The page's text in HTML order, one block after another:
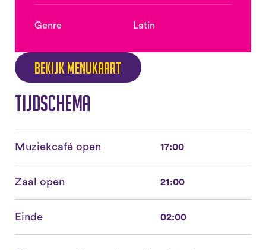
Genre Latin
Bekijk menukaart
Tijdschema
Muziekcafé open 17:00
Zaal open 21:00
Einde 02:00